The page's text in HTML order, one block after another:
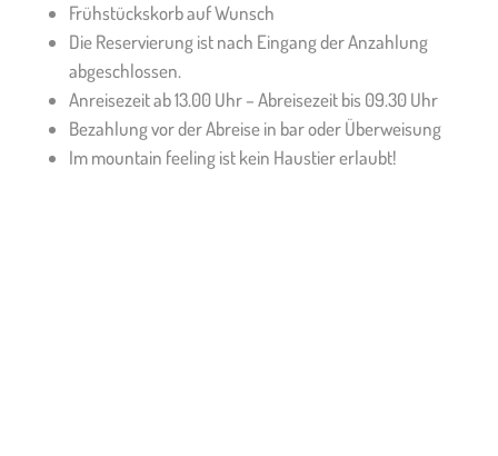
Frühstückskorb auf Wunsch
Die Reservierung ist nach Eingang der Anzahlung
abgeschlossen.
Anreisezeit ab 13.00 Uhr – Abreisezeit bis 09.30 Uhr
Bezahlung vor der Abreise in bar oder Überweisung
Im mountain feeling ist kein Haustier erlaubt!